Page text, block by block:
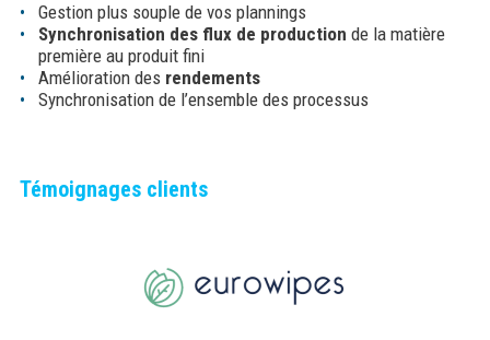
Gestion plus souple de vos plannings
Synchronisation des flux de production de la matière
première au produit fini
Amélioration des rendements
Synchronisation de l’ensemble des processus
Témoignages clients